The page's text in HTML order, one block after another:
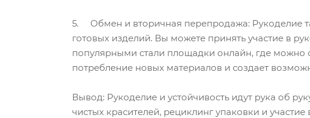
5. Обмен и вторичная перепродажа: Рукоделие
готовых изделий. Вы можете принять участие в
популярными стали площадки онлайн, где можно
потребление новых материалов и создает
Вывод: Рукоделие и устойчивость идут рука об
чистых красителей, рециклинг упаковки и